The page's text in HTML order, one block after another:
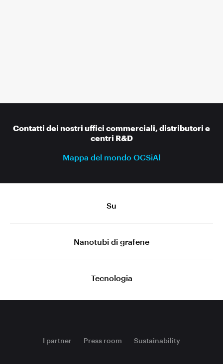
Contatti dei nostri uffici commerciali, distributori e
centri R&D
Mappa del mondo OCSiAl
Su
Nanotubi di grafene
Tecnologia
I partner Press room Sustainability